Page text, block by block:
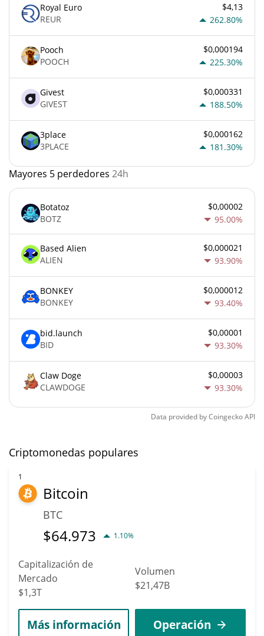
Royal Euro
REUR
$4,13
262.80%
Pooch
POOCH
$0,000194
225.30%
Givest
GIVEST
$0,000331
188.50%
3place
3PLACE
$0,000162
181.30%
Mayores 5 perdedores 24h
Botatoz
BOTZ
$0,00002
95.00%
Based Alien
ALIEN
$0,000021
93.90%
BONKEY
BONKEY
$0,000012
93.40%
bid.launch
BID
$0,00001
93.30%
Claw Doge
CLAWDOGE
$0,00003
93.30%
Data provided byCoingeckoAPI
Criptomonedas populares
1
Bitcoin
BTC
$64.973 1.10%
Capitalización de
Mercado
$1,3T
Volumen
$21,47B
Más información Operación